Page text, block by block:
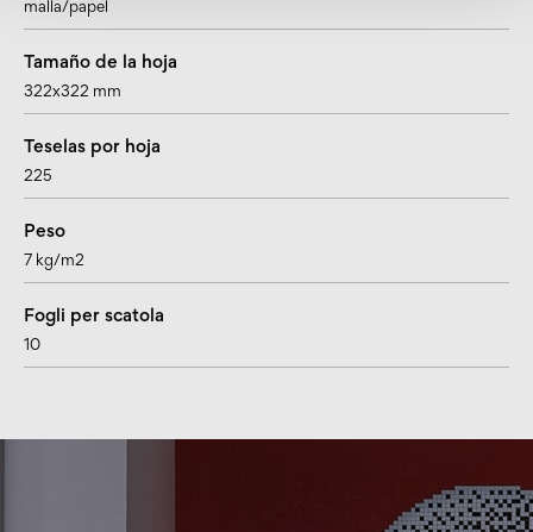
malla/papel
Tamaño de la hoja
322x322 mm
Teselas por hoja
225
Peso
7 kg/m2
Fogli per scatola
10